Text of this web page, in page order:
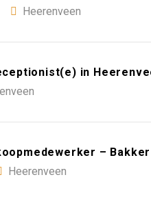
Heerenveen
in
–
Heerenveen